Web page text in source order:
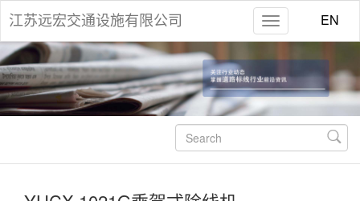
江苏远宏交通设施有限公司 EN
